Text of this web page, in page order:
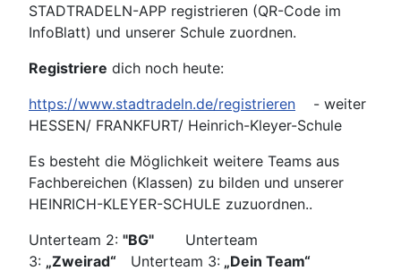
STADTRADELN-APP registrieren (QR-Code im
InfoBlatt) und unserer Schule zuordnen.
Registriere dich noch heute:
https://www.stadtradeln.de/registrieren - weiter
HESSEN/ FRANKFURT/ Heinrich-Kleyer-Schule
Es besteht die Möglichkeit weitere Teams aus
Fachbereichen (Klassen) zu bilden und unserer
HEINRICH-KLEYER-SCHULE zuzuordnen..
Unterteam 2: "BG" Unterteam
3: „Zweirad“ Unterteam 3: „Dein Team“